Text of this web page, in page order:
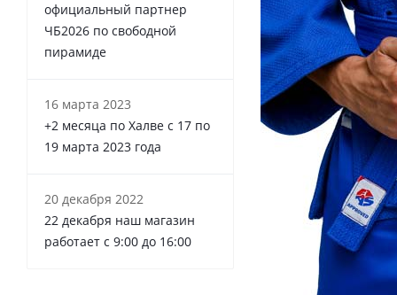
официальный партнер
ЧБ2026 по свободной
пирамиде
16 марта 2023
+2 месяца по Халве с 17 по
19 марта 2023 года
20 декабря 2022
22 декабря наш магазин
работает с 9:00 до 16:00